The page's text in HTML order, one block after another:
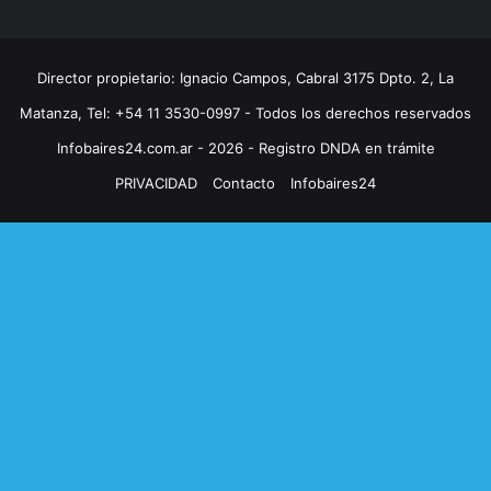
Director propietario: Ignacio Campos, Cabral 3175 Dpto. 2, La
Matanza, Tel: +54 11 3530-0997 - Todos los derechos reservados
Infobaires24.com.ar - 2026 - Registro DNDA en trámite
PRIVACIDAD
Contacto Infobaires24